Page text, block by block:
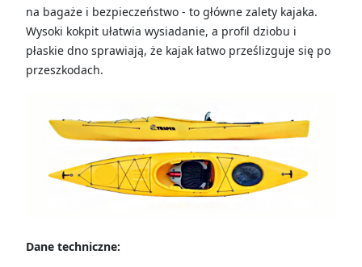
na bagaże i bezpieczeństwo - to główne zalety kajaka.
Wysoki kokpit ułatwia wysiadanie, a profil dziobu i
płaskie dno sprawiają, że kajak łatwo prześlizguje się po
przeszkodach.
Dane techniczne: